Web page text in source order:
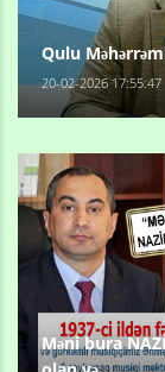
Qulu
20-02-2026 17:55:47
Məni bura